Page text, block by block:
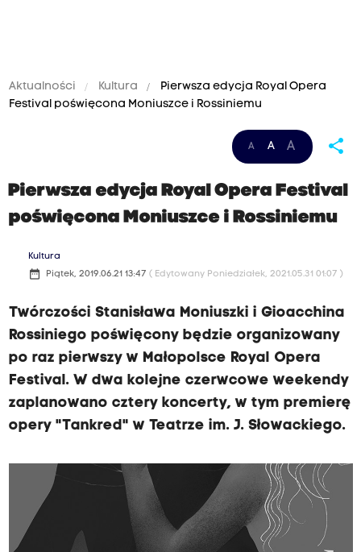
Aktualności Kultura
Pierwsza edycja Royal Opera
Festival poświęcona Moniuszce i Rossiniemu
A A A share
Pierwsza edycja Royal Opera Festival
poświęcona Moniuszce i Rossiniemu
Kultura
date_range Piątek, 2019.06.21 13:47 ( Edytowany Poniedziałek, 2021.05.31 01:07 )
Twórczości Stanisława Moniuszki i Gioacchina
Rossiniego poświęcony będzie organizowany
po raz pierwszy w Małopolsce Royal Opera
Festival. W dwa kolejne czerwcowe weekendy
zaplanowano cztery koncerty, w tym premierę
opery "Tankred" w Teatrze im. J. Słowackiego.